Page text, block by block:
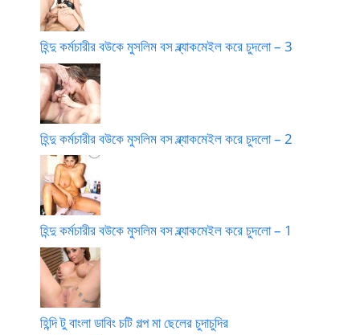
হিন্দু কর্মচারীর বউকে মুসলিম বস ব্ল্যাকমেইল করে চুদলো – 3
হিন্দু কর্মচারীর বউকে মুসলিম বস ব্ল্যাকমেইল করে চুদলো – 2
হিন্দু কর্মচারীর বউকে মুসলিম বস ব্ল্যাকমেইল করে চুদলো – 1
হিন্দি টু বাংলা ডাবিং চটি গল্প মা ছেলের চুদাচুদির